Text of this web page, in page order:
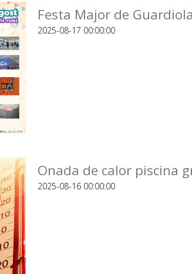
Festa Major de
2025-08-17 00:00:00
Onada de calor piscina
2025-08-16 00:00:00